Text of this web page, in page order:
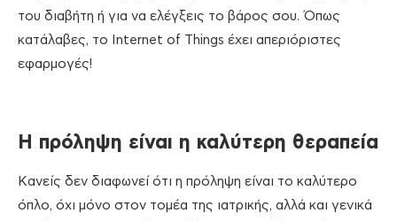
του διαβήτη ή για να ελέγξεις το βάρος σου. Όπως
κατάλαβες, το Internet of Things έχει απεριόριστες
εφαρμογές!
Η πρόληψη είναι η καλύτερη θεραπεία
Κανείς δεν διαφωνεί ότι η πρόληψη είναι το καλύτερο
όπλο, όχι μόνο στον τομέα της ιατρικής, αλλά και γενικά